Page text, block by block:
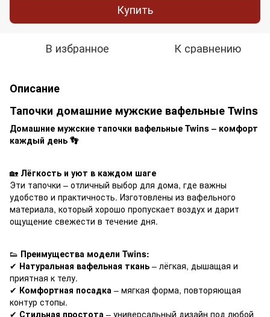
Купить
В избранное К сравнению
Описание
Тапочки домашние мужские вафельные Twins
Домашние мужские тапочки вафельные Twins – комфорт
каждый день 👣
🏡 Лёгкость и уют в каждом шаге
Эти тапочки – отличный выбор для дома, где важны
удобство и практичность. Изготовлены из вафельного
материала, который хорошо пропускает воздух и дарит
ощущение свежести в течение дня.
👟 Преимущества модели Twins:
✔ Натуральная вафельная ткань – лёгкая, дышащая и
приятная к телу.
✔ Комфортная посадка – мягкая форма, повторяющая
контур стопы.
✔ Стильная простота – универсальный дизайн под любой